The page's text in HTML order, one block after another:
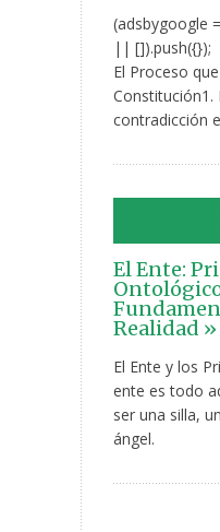
(adsbygoogle
|| []).push({});
El Proceso
Constitución1.
contradicción
El Ente:
Realidad »
El Ente y los
ente es todo
ser una silla,
ángel.